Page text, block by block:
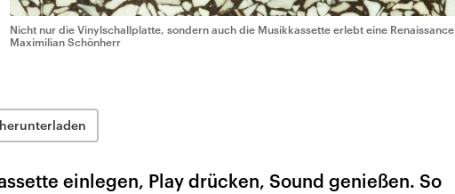
Nicht nur die Vinylschallplatte, sondern auch die Musikkassette erlebt eine Renaissance
Maximilian Schönherr
einlegen, Play drücken, Sound genießen. So